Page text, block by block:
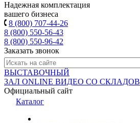
Надежная комплектация
вашего бизнеса
8 (800) 707-44-26
8 (800) 550-56-43
8 (800) 550-96-42
Заказать звонок
ВЫСТАВОЧНЫЙ
ЗАЛ ONLINE ВИДЕО СО СКЛАДОВ
Официальный сайт
Каталог